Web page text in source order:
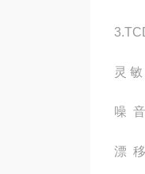
灵
噪
漂